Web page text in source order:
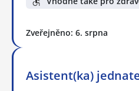
Zveřejněno: 6. srpna
Asistent(ka)